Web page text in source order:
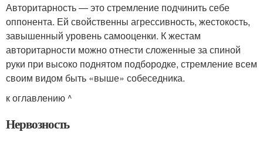
Авторитарность — это стремление подчинить себе
оппонента. Ей свойственны агрессивность, жестокость,
завышенный уровень самооценки. К жестам
авторитарности можно отнести сложенные за спиной
руки при высоко поднятом подбородке, стремление всем
своим видом быть «выше» собеседника.
к оглавлению ^
Нервозность